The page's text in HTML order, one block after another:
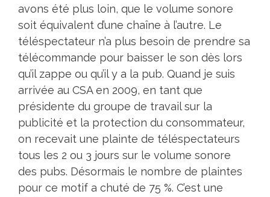
avons été plus loin, que le volume sonore
soit équivalent d’une chaîne à l’autre. Le
téléspectateur n’a plus besoin de prendre sa
télécommande pour baisser le son dès lors
qu’il zappe ou qu’il y a la pub. Quand je suis
arrivée au CSA en 2009, en tant que
présidente du groupe de travail sur la
publicité et la protection du consommateur,
on recevait une plainte de téléspectateurs
tous les 2 ou 3 jours sur le volume sonore
des pubs. Désormais le nombre de plaintes
pour ce motif a chuté de 75 %. C’est une